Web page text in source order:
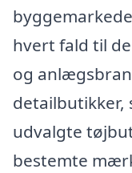
hvert fald til
og
detailbutikker,
udvalgte
bestemte